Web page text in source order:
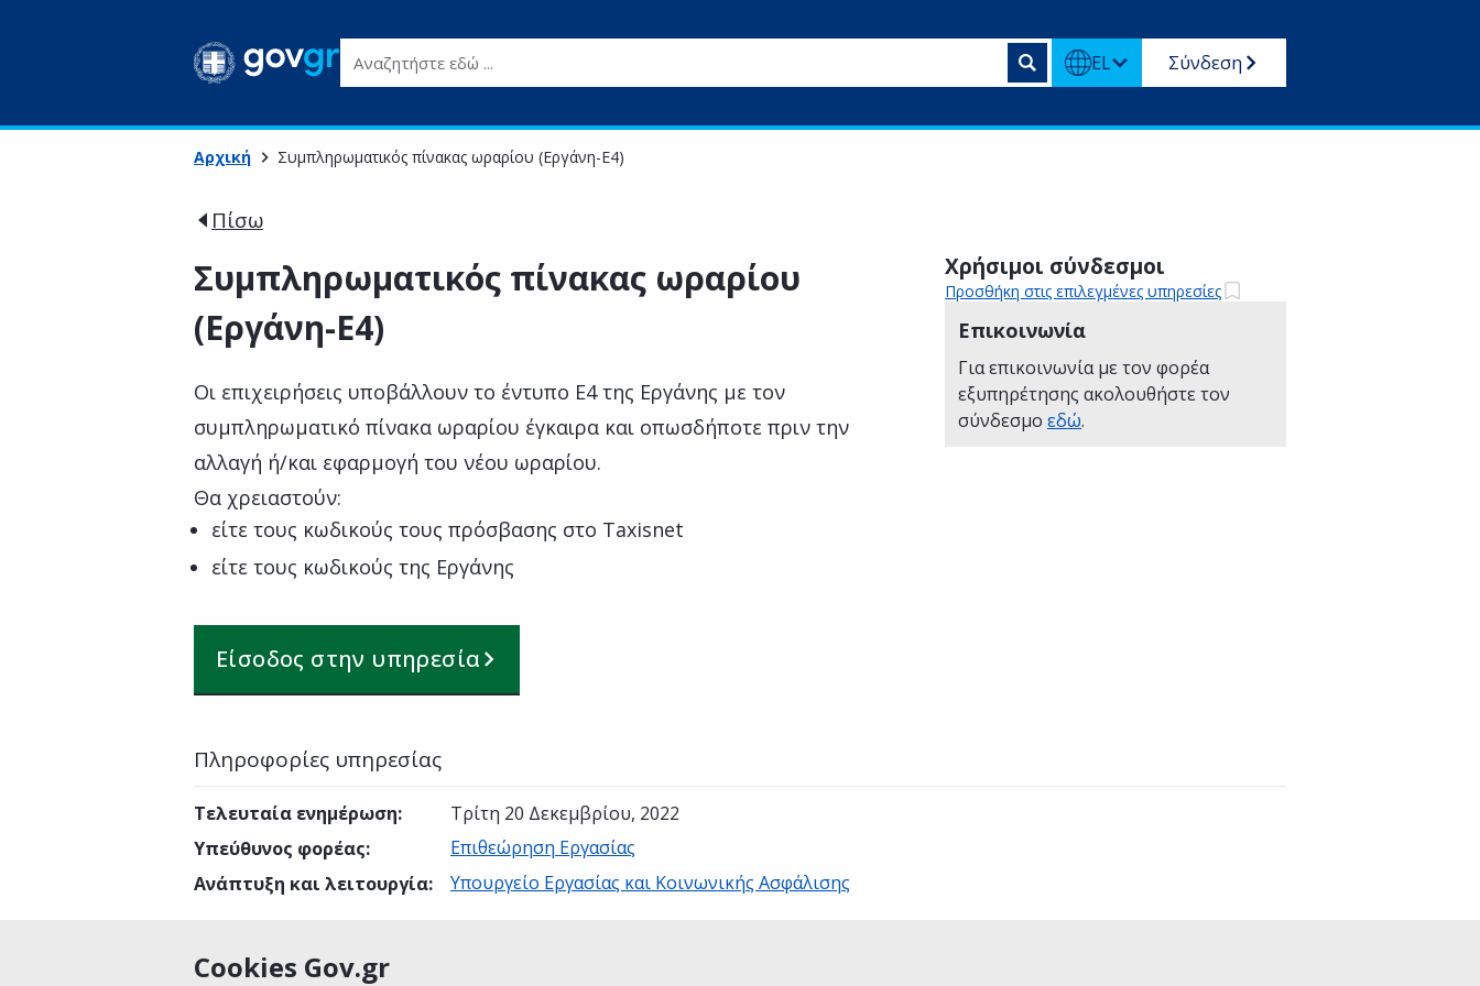
Cookies Gov.gr
Αναζητήστε εδώ ... EL Σύνδεση
Αρχική Συμπληρωματικός πίνακας ωραρίου (Εργάνη-Ε4)
Πίσω
Συμπληρωματικός πίνακας ωραρίου
(Εργάνη-Ε4)
Οι επιχειρήσεις υποβάλλουν το έντυπο Ε4 της Εργάνης με τον
συμπληρωματικό πίνακα ωραρίου έγκαιρα και οπωσδήποτε πριν την
αλλαγή ή/και εφαρμογή του νέου ωραρίου.
Θα χρειαστούν:
είτε τους κωδικούς τους πρόσβασης στο Taxisnet
είτε τους κωδικούς της Εργάνης
Είσοδος στην υπηρεσία
Χρήσιμοι σύνδεσμοι
Προσθήκη στις επιλεγμένες υπηρεσίες
Επικοινωνία
Για επικοινωνία με τον φορέα
εξυπηρέτησης ακολουθήστε τον
σύνδεσμο εδώ.
Πληροφορίες υπηρεσίας
Τελευταία ενημέρωση:
Τρίτη 20 Δεκεμβρίου, 2022
Υπεύθυνος φορέας:
Επιθεώρηση Εργασίας
Ανάπτυξη και λειτουργία: Υπουργείο Εργασίας και Κοινωνικής Ασφάλισης